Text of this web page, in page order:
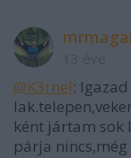
@K3rnel:
ként jártam sok
párja